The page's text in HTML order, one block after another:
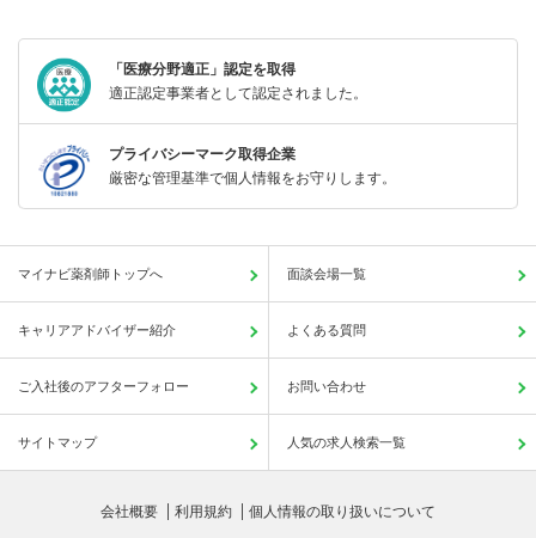
「医療分野適正」認定を取得
適正認定事業者として認定されました。
プライバシーマーク取得企業
厳密な管理基準で個人情報をお守りします。
マイナビ薬剤師トップへ 面談会場一覧
キャリアアドバイザー紹介 よくある質問
ご入社後のアフターフォロー お問い合わせ
サイトマップ 人気の求人検索一覧
会社概要 利用規約 個人情報の取り扱いについて